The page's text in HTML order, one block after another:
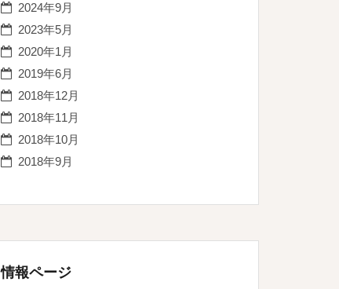
2024年9月
2023年5月
2020年1月
2019年6月
2018年12月
2018年11月
2018年10月
2018年9月
情報ページ